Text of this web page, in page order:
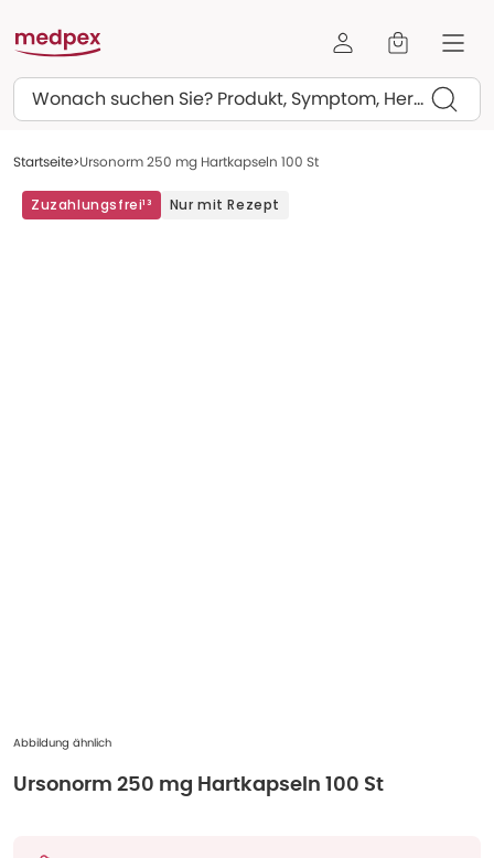
Suchen
Startseite Ursonorm 250 mg Hartkapseln 100 St
Zuzahlungsfrei¹³ Nur mit Rezept
Abbildung ähnlich
Ursonorm 250 mg Hartkapseln 100 St